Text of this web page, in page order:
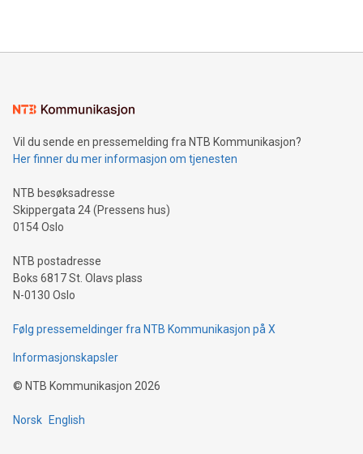
Vil du sende en pressemelding fra NTB Kommunikasjon?
Her finner du mer informasjon om tjenesten
NTB besøksadresse
Skippergata 24 (Pressens hus)
0154 Oslo
NTB postadresse
Boks 6817 St. Olavs plass
N-0130 Oslo
Følg pressemeldinger fra NTB Kommunikasjon på X
Informasjonskapsler
© NTB Kommunikasjon 2026
Norsk English